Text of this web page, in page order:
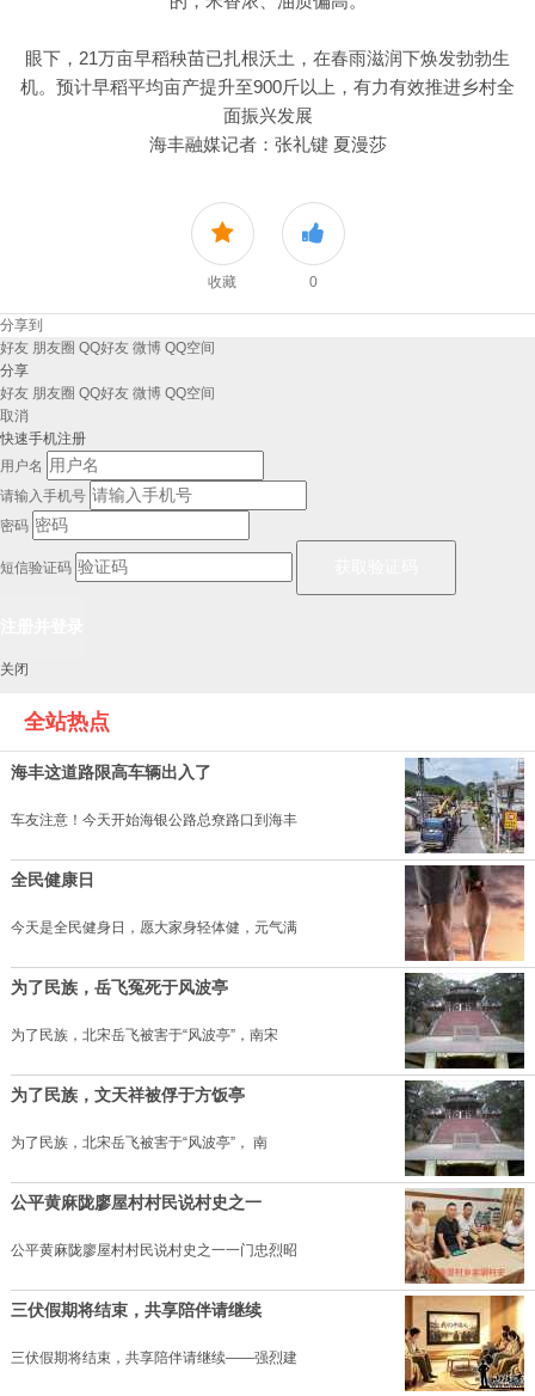
眼下，21万亩早稻秧苗已扎根沃土，在春雨滋润下焕发勃勃生
机。预计早稻平均亩产提升至900斤以上，有力有效推进乡村全
面振兴发展
海丰融媒记者：张礼键 夏漫莎
收藏 0
分享到
好友 朋友圈 QQ好友 微博 QQ空间
分享
好友 朋友圈 QQ好友 微博 QQ空间
取消
快速手机注册
用户名
请输入手机号
密码
短信验证码
关闭
全站热点
海丰这道路限高车辆出入了
车友注意！今天开始海银公路总尞路口到海丰
全民健康日
今天是全民健身日，愿大家身轻体健，元气满
为了民族，岳飞冤死于风波亭
为了民族，北宋岳飞被害于“风波亭”，南宋
为了民族，文天祥被俘于方饭亭
为了民族，北宋岳飞被害于“风波亭”， 南
公平黄麻陇廖屋村村民说村史之一
公平黄麻陇廖屋村村民说村史之一一门忠烈昭
三伏假期将结束，共享陪伴请继续
三伏假期将结束，共享陪伴请继续——强烈建